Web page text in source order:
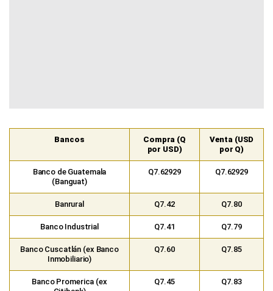
Bancos
Compra (Q
por USD)
Venta (USD
por Q)
Banco de Guatemala
(Banguat)
Q7.62929 Q7.62929
Banrural Q7.42 Q7.80
Banco Industrial Q7.41 Q7.79
Banco Cuscatlán (ex Banco
Inmobiliario)
Q7.60 Q7.85
Banco Promerica (ex
Q7.45 Q7.83